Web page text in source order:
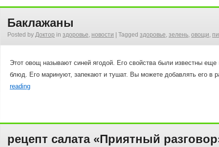
Баклажаны
Posted by Доктор in здоровье, новости Tagged здоровье, зелень, овощи,
Этот овощ называют синей ягодой. Его свойства были известны
блюд. Его маринуют, запекают и тушат. Вы можете добавлять его в
reading
рецепт салата «Приятный